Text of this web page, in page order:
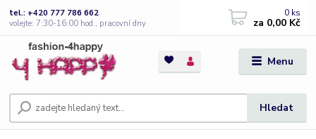
Menu
Hledat
tel.: +420 777 786 662
volejte: 7:30-16:00 hod., pracovní dny
0 ks
za 0,00 Kč